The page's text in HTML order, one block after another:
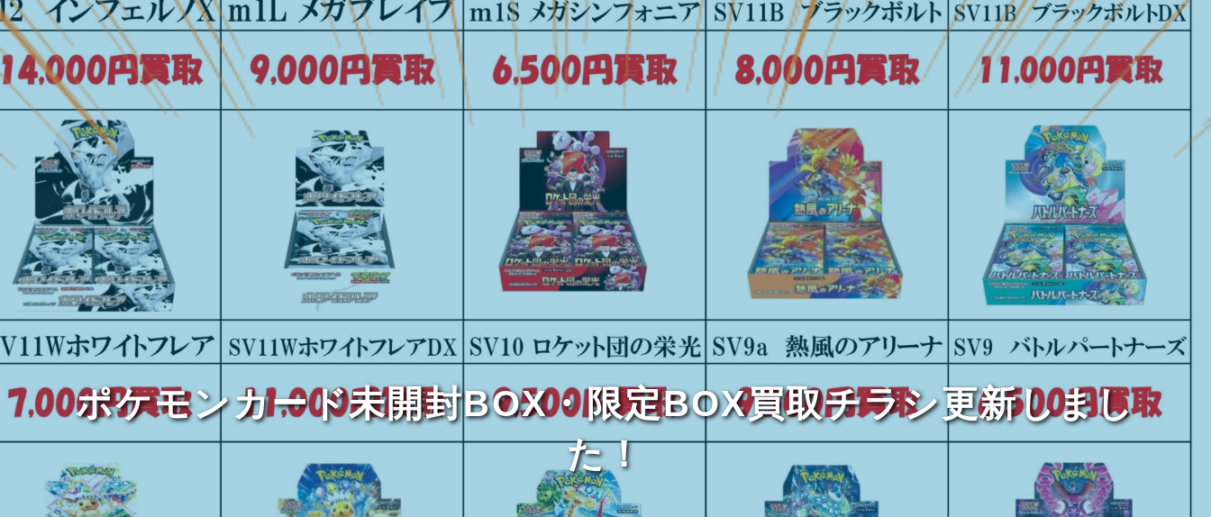
ポケモンカード未開封BOX・限定BOX買取チラシ更新しまし
た！